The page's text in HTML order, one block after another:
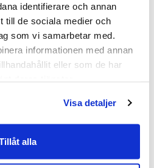
identifierare och annan
till de sociala medier och
som vi samarbetar med.
informationen med annan
eller som de har
Visa detaljer
alla
Cafébordets design av
rena linjer och symmetri,
tilltalande look som
moderna och traditionella
trots de tunna